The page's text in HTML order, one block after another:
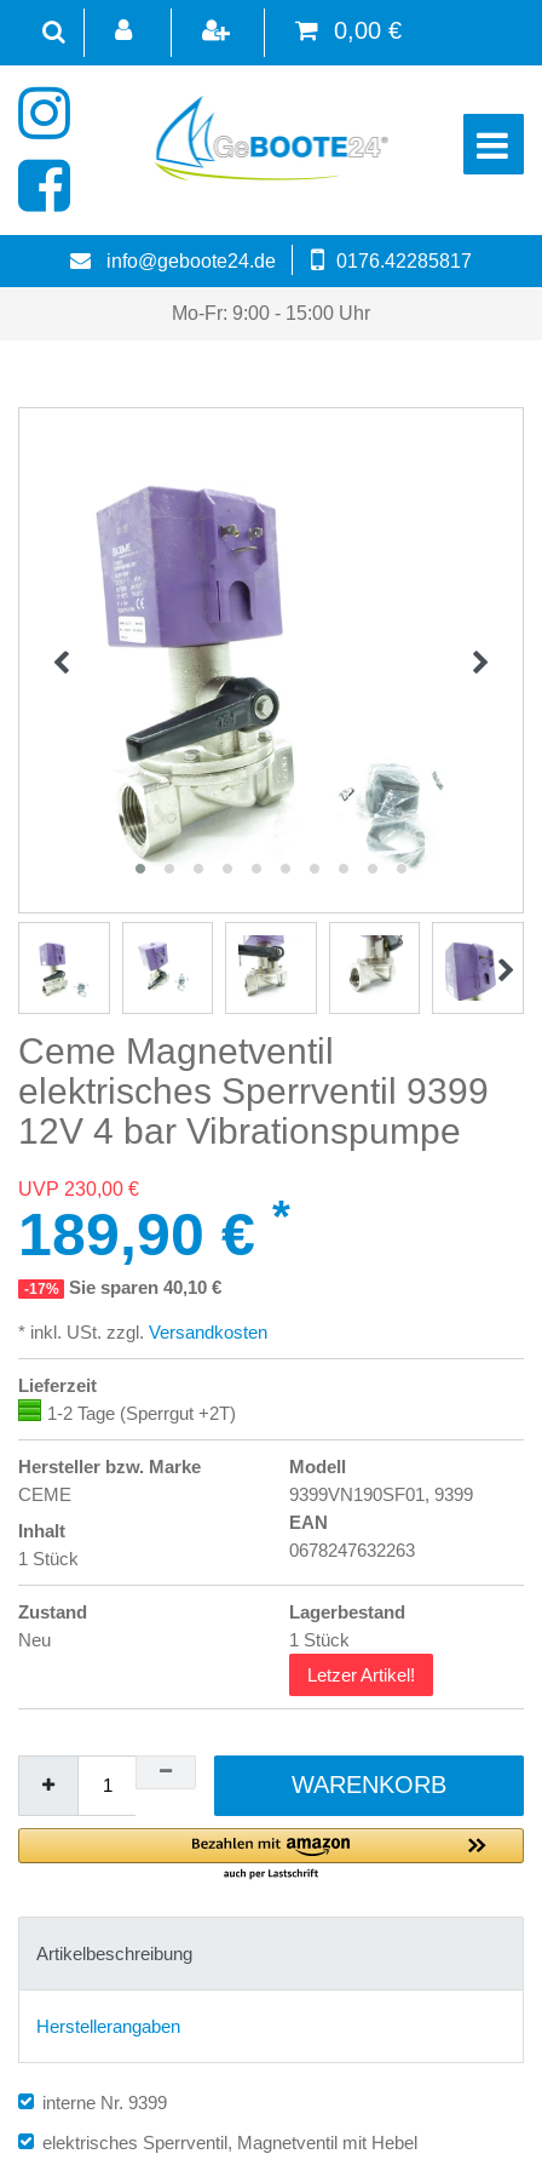
0,00 €
☰
info@geboote24.de 0176.42285817
Mo-Fr: 9:00 - 15:00 Uhr
Ceme Magnetventil
elektrisches Sperrventil 9399
12V 4 bar Vibrationspumpe
UVP 230,00 €
189,90 € *
-17% Sie sparen 40,10 €
* inkl. USt. zzgl. Versandkosten
Lieferzeit
1-2 Tage (Sperrgut +2T)
Hersteller bzw. Marke
CEME
Inhalt
1 Stück
Modell
9399VN190SF01, 9399
EAN
0678247632263
Zustand
Neu
Lagerbestand
1 Stück
Letzer Artikel!
WARENKORB
Artikelbeschreibung
Herstellerangaben
interne Nr. 9399
elektrisches Sperrventil, Magnetventil mit Hebel